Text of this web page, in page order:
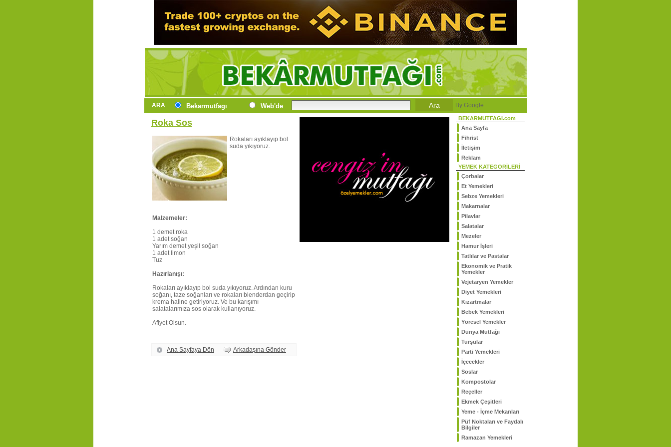
ARA Bekarmutfagı Web'de By Google
Roka Sos
Rokaları ayıklayıp bol
suda yıkıyoruz.
Malzemeler:
1 demet roka
1 adet soğan
Yarım demet yeşil soğan
1 adet limon
Tuz
Hazırlanışı:
Rokaları ayıklayıp bol suda yıkıyoruz. Ardından kuru
soğanı, taze soğanları ve rokaları blenderdan geçirip
krema haline getiriyoruz. Ve bu karışımı
salatalarımıza sos olarak kullanıyoruz.
Afiyet Olsun.
Ana Sayfaya Dön Arkadaşına Gönder
BEKARMUTFAGI.com
Ana Sayfa
Fihrist
İletişim
Reklam
YEMEK KATEGORİLERİ
Çorbalar
Et Yemekleri
Sebze Yemekleri
Makarnalar
Pilavlar
Salatalar
Mezeler
Hamur İşleri
Tatlılar ve Pastalar
Ekonomik ve Pratik
Yemekler
Vejetaryen Yemekler
Diyet Yemekleri
Kızartmalar
Bebek Yemekleri
Yöresel Yemekler
Dünya Mutfağı
Turşular
Parti Yemekleri
İçecekler
Soslar
Kompostolar
Reçeller
Ekmek Çeşitleri
Yeme - İçme Mekanları
Püf Noktaları ve Faydalı
Bilgiler
Ramazan Yemekleri